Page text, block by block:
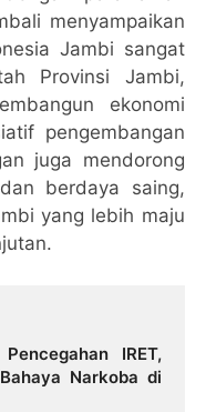
menyampaikan
Jambi sangat
Provinsi Jambi,
ekonomi
pengembangan
juga mendorong
berdaya saing,
yang lebih maju
IRET,
Narkoba di